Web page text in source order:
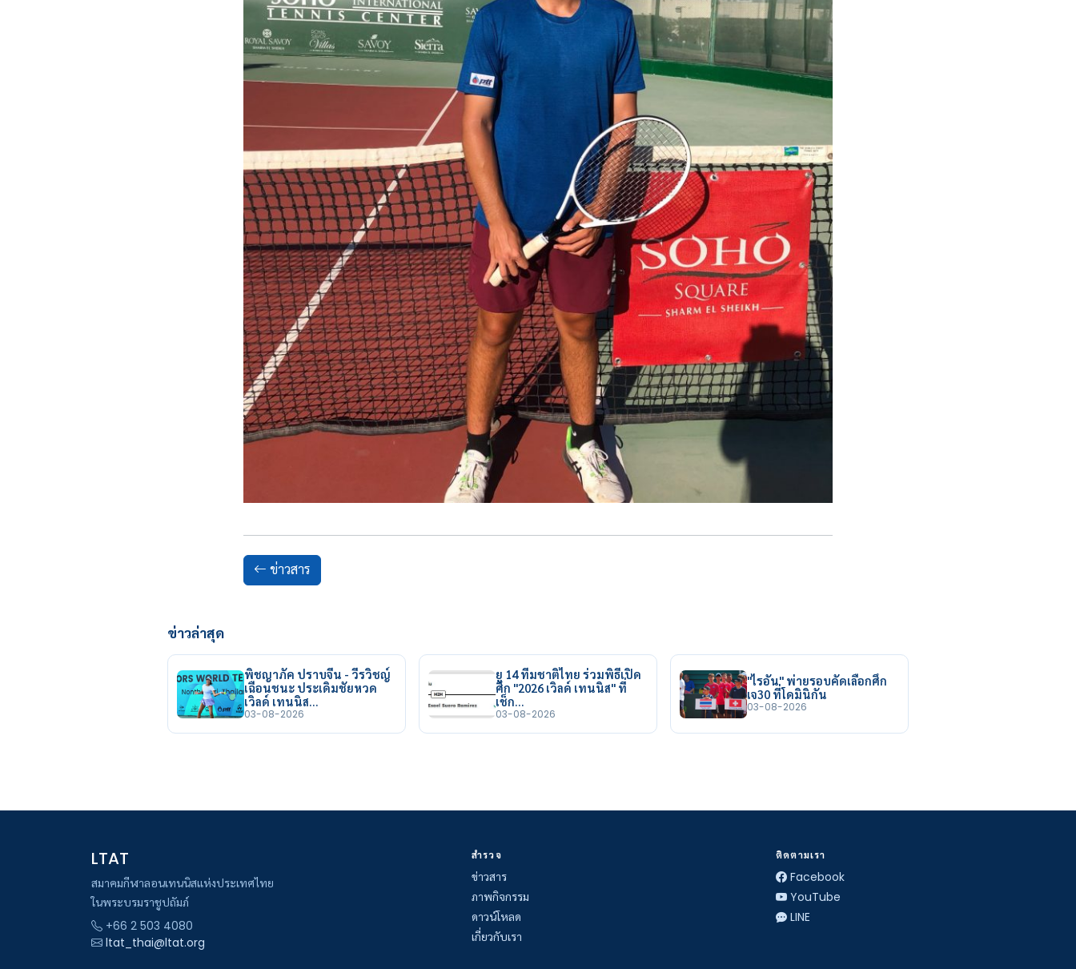
ข่าวสาร
ข่าวล่าสุด
พิชญาภัค ปราบจีน - วีรวิชญ์
เฉือนชนะ ประเดิมชัยหวด
เวิลด์ เทนนิส…
03-08-2026
ยู 14 ทีมชาติไทย ร่วมพิธีเปิด
ศึก "2026 เวิลด์ เทนนิส" ที่
เช็ก…
03-08-2026
"ไรอัน" พ่ายรอบคัดเลือกศึก
เจ30 ที่โดมินิกัน
03-08-2026
LTAT
สมาคมกีฬาลอนเทนนิสแห่งประเทศไทย
ในพระบรมราชูปถัมภ์
+66 2 503 4080
ltat_thai@ltat.org
สำรวจ
ข่าวสาร
ภาพกิจกรรม
ดาวน์โหลด
เกี่ยวกับเรา
ติดตามเรา
Facebook
YouTube
LINE